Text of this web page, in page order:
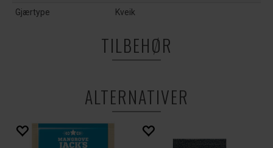
Gjærtype
Kveik
TILBEHØR
ALTERNATIVER